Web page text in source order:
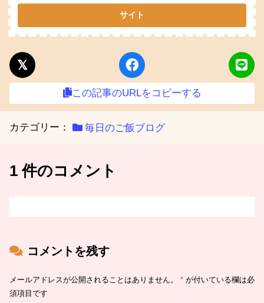
この記事のURLをコピーする
カテゴリー： 毎日のご飯ブログ
1 件のコメント
コメントを残す
メールアドレスが公開されることはありません。 * が付いている欄は必
須項目です